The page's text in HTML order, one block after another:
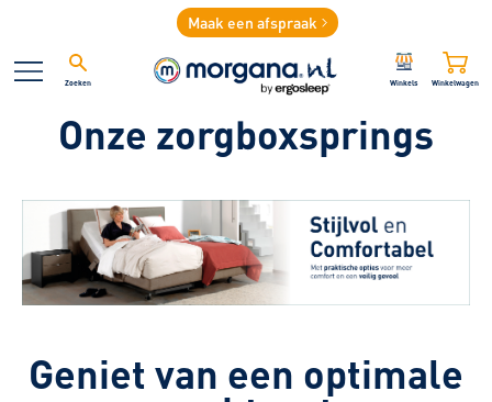
Maak een afspraak
Zoeken Winkels Winkelwagen
Onze zorgboxsprings
Geniet van een optimale